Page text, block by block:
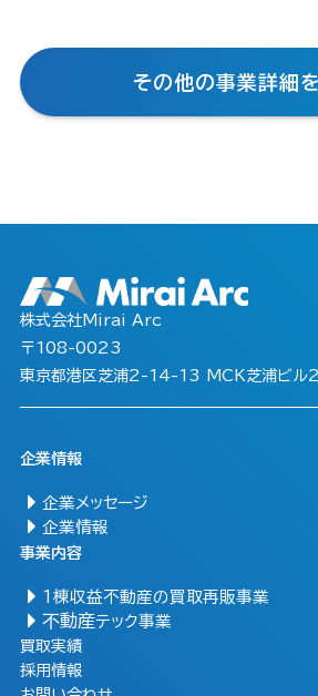
その他の事業詳細
株式会社Mirai Arc
〒108-0023
東京都港区芝浦2-14-13 MCK芝浦ビル
企業情報
企業メッセージ
企業情報
事業内容
1棟収益不動産の買取再販事業
不動産テック事業
買取実績
採用情報